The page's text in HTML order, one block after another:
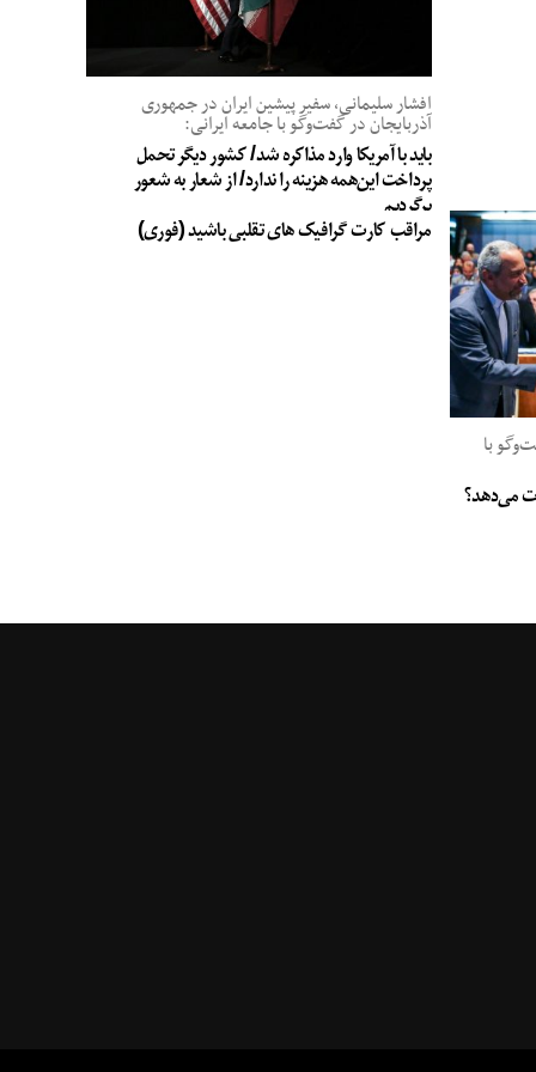
افشار سلیمانی، سفیر پیشین ایران در جمهوری
آذربایجان در گفت‌وگو با جامعه ایرانی:
باید با آمریکا وارد مذاکره شد/ کشور دیگر تحمل
پرداخت این‌همه هزینه را ندارد/ از شعار به شعور
برگردیم
با
می‌دهد؟
مراقب کارت گرافیک های تقلبی باشید (فوری)